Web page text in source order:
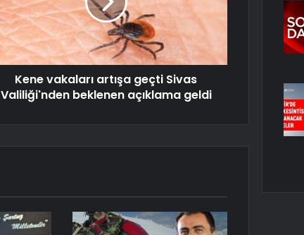
Kene vakaları artışa geçti Sivas
Valiliği'nden beklenen açıklama geldi